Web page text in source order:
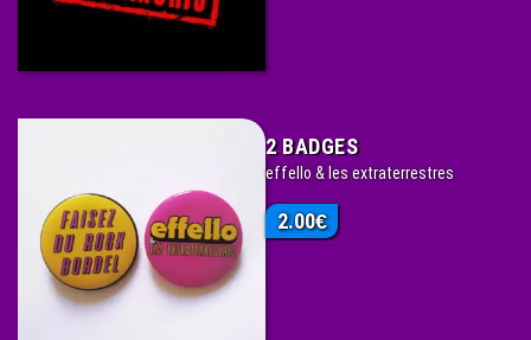
2 BADGES
effello & les extraterrestres
2.00€